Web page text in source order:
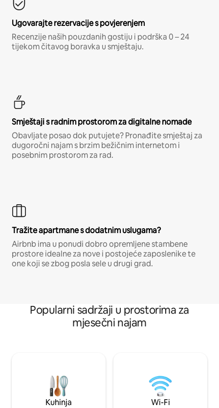
Ugovarajte rezervacije s povjerenjem
Recenzije naših pouzdanih gostiju i podrška 0 – 24
tijekom čitavog boravka u smještaju.
Smještaji s radnim prostorom za digitalne nomade
Obavljate posao dok putujete? Pronađite smještaj za
dugoročni najam s brzim bežičnim internetom i
posebnim prostorom za rad.
Tražite apartmane s dodatnim uslugama?
Airbnb ima u ponudi dobro opremljene stambene
prostore idealne za nove i postojeće zaposlenike te
one koji se zbog posla sele u drugi grad.
Popularni sadržaji u prostorima za
mjesečni najam
Kuhinja Wi-Fi